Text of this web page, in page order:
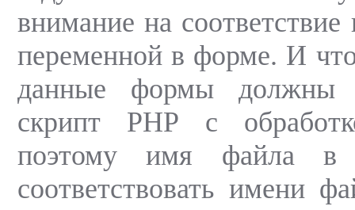
внимание на
переменной в форме. И
данные формы должны
скрипт РНР с
поэтому имя файла в
соответствовать имени